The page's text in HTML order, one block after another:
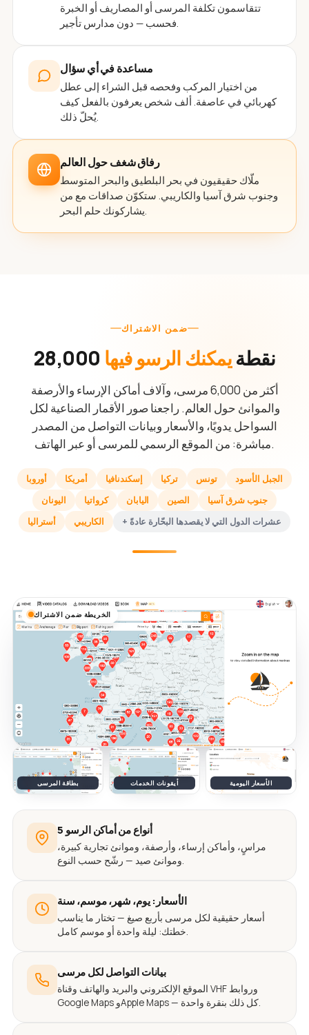
تتقاسمون تكلفة المرسى أو المصاريف أو الخبرة
فحسب — دون مدارس تأجير.
مساعدة في أي سؤال
من اختيار المركب وفحصه قبل الشراء إلى عطل
كهربائي في عاصفة. ألف شخص يعرفون بالفعل كيف
يُحلّ ذلك.
رفاق شغف حول العالم
ملّاك حقيقيون في بحر البلطيق والبحر المتوسط
وجنوب شرق آسيا والكاريبي. ستكوّن صداقات مع من
يشاركونك حلم البحر.
ضمن الاشتراك
28,000 نقطةيمكنك الرسو فيها
أكثر من 6,000 مرسى، وآلاف أماكن الإرساء والأرصفة
والموانئ حول العالم. راجعنا صور الأقمار الصناعية لكل
السواحل يدويًا، والأسعار وبيانات التواصل من المصدر
مباشرة: من الموقع الرسمي للمرسى أو عبر الهاتف.
أوروبا أمريكا إسكندنافيا تركيا تونس
الجبل الأسود
اليونان
كرواتيا اليابان الصين
جنوب شرق آسيا
أستراليا
الكاريبي + عشرات الدول التي لا يقصدها البحّارة عادةً
الخريطة ضمن الاشتراك
بطاقة المرسى أيقونات الخدمات الأسعار اليومية
5 أنواع من أماكن الرسو
مراسٍ، وأماكن إرساء، وأرصفة، وموانئ تجارية كبيرة،
وموانئ صيد — رشّح حسب النوع.
الأسعار: يوم، شهر، موسم، سنة
أسعار حقيقية لكل مرسى بأربع صيغ — تختار ما يناسب
خطتك: ليلة واحدة أو موسم كامل.
بيانات التواصل لكل مرسى
الموقع الإلكتروني والبريد والهاتف وقناة VHF وروابط
Google Maps وApple Maps — كل ذلك بنقرة واحدة.